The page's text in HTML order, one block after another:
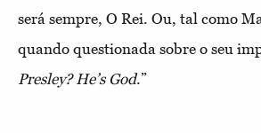
será sempre, O Rei. Ou, tal como
quando questionada sobre o seu
Presley? He’s God.”